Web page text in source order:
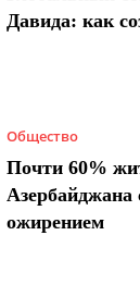
Давида: как
Общество
Почти 60%
Азербайджана
ожирением